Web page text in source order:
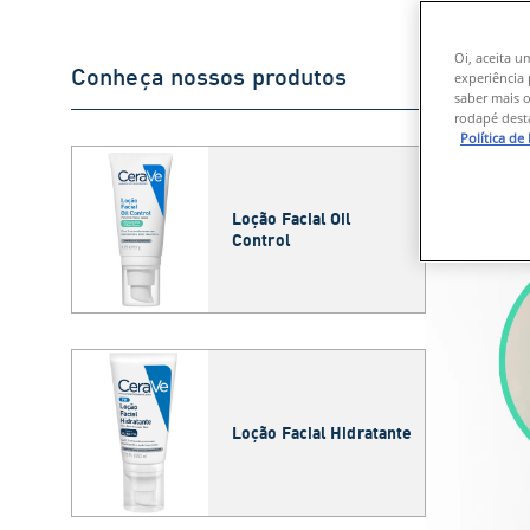
Você já
Se a
Conheça nossos produtos
Loção Facial Oil
Control
Loção Facial Hidratante
Oi, aceita
experiência
saber mais
rodapé
Política de